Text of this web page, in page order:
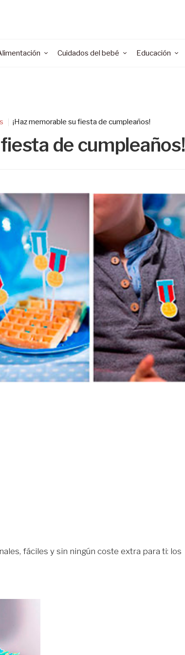
Cuidados del bebé Educación
¡Haz memorable su fiesta de cumpleaños!
de cumpleaños!
fáciles y sin ningún coste extra para ti: los